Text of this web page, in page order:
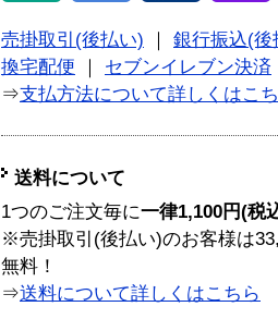
売掛取引(後払い)
銀行振込(後
換宅配便
セブンイレブン決済
⇒支払方法について詳しくはこ
送料について
1つのご注文毎に一律1,100円(税
※売掛取引(後払い)のお客様は
無料！
⇒送料について詳しくはこちら